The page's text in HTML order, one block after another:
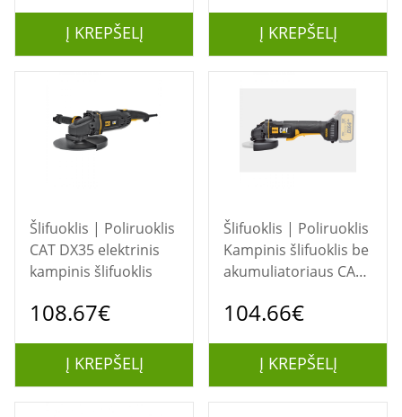
Į KREPŠELĮ Į KREPŠELĮ
Šlifuoklis | Poliruoklis
CAT DX35 elektrinis
kampinis šlifuoklis
108.67€
Į KREPŠELĮ
Šlifuoklis | Poliruoklis
Kampinis šlifuoklis be
akumuliatoriaus CAT
104.66€
Į KREPŠELĮ